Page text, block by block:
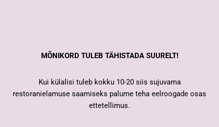
MÕNIKORD TULEB TÄHISTADA SUURELT!
Kui külalisi tuleb kokku 10-20 siis sujuvama
restoranielamuse saamiseks palume teha eelroogade osas
ettetellimus.